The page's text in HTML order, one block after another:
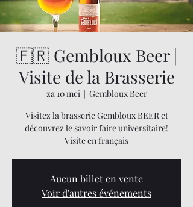
🇫🇷 Gembloux Beer |
Visite de la Brasserie
za 10 mei
  |
Gembloux Beer
Visitez la brasserie Gembloux BEER et
découvrez le savoir faire universitaire!
Visite en français
Aucun billet en vente
Voir d'autres événements